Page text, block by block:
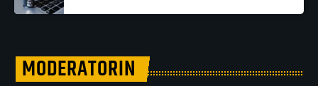
MODERATORIN